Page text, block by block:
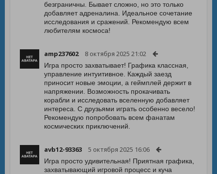
безграничны. Бывает сложно, но это только
добавляет адреналина. Идеальное сочетание
исследования и сражений. Рекомендую всем
любителям космоса!
amp237602 8 октября 2025 21:02
Игра просто захватывает! Графика классная,
управление интуитивное. Каждый заезд
приносит новые эмоции, а геймплей держит в
напряжении. Возможность прокачивать
корабли и исследовать вселенную добавляет
интереса. С друзьями играть особенно весело!
Рекомендую попробовать всем фанатам
космических приключений.
avb12-93363 5 октября 2025 16:06
Игра просто удивительная! Приятная графика,
захватывающий игровой процесс и куча